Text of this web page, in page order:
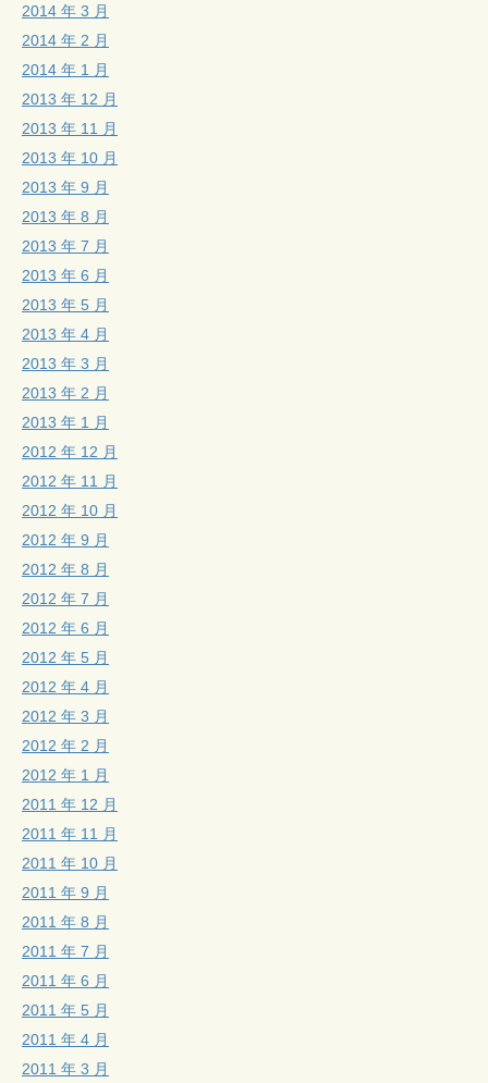
2014 年 3 月
2014 年 2 月
2014 年 1 月
2013 年 12 月
2013 年 11 月
2013 年 10 月
2013 年 9 月
2013 年 8 月
2013 年 7 月
2013 年 6 月
2013 年 5 月
2013 年 4 月
2013 年 3 月
2013 年 2 月
2013 年 1 月
2012 年 12 月
2012 年 11 月
2012 年 10 月
2012 年 9 月
2012 年 8 月
2012 年 7 月
2012 年 6 月
2012 年 5 月
2012 年 4 月
2012 年 3 月
2012 年 2 月
2012 年 1 月
2011 年 12 月
2011 年 11 月
2011 年 10 月
2011 年 9 月
2011 年 8 月
2011 年 7 月
2011 年 6 月
2011 年 5 月
2011 年 4 月
2011 年 3 月